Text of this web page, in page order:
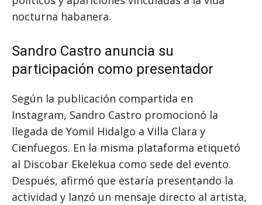
nocturna habanera.
Sandro Castro anuncia su
participación como presentador
Según la publicación compartida en
Instagram, Sandro Castro promocionó la
llegada de Yomil Hidalgo a Villa Clara y
Cienfuegos. En la misma plataforma etiquetó
al Discobar Ekelekua como sede del evento.
Después, afirmó que estaría presentando la
actividad y lanzó un mensaje directo al artista,